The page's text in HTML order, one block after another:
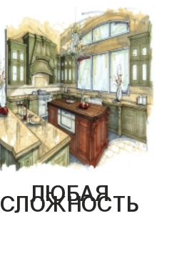
ЛЮБАЯ
СЛОЖНОСТЬ